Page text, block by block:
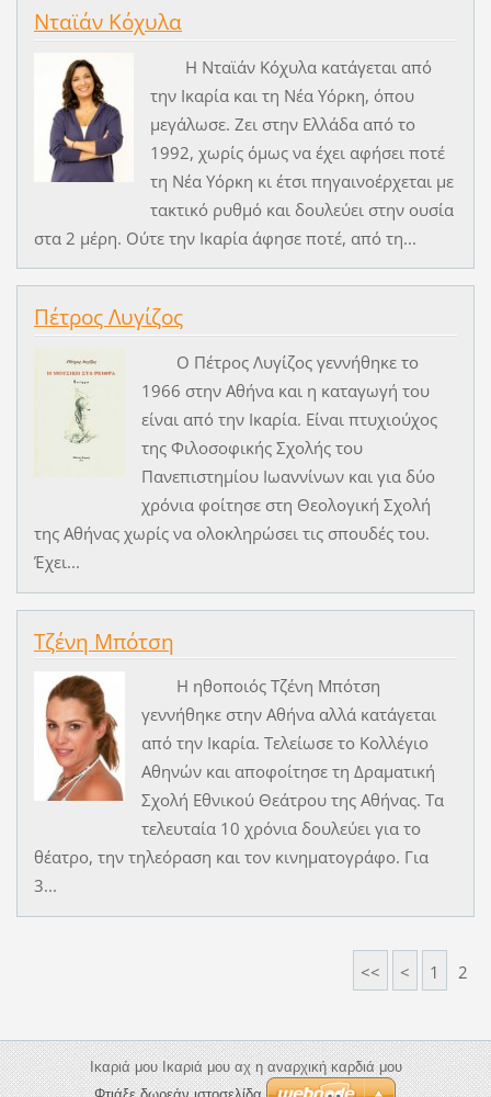
Νταϊάν Κόχυλα
Η Νταϊάν Κόχυλα κατάγεται από
την Ικαρία και τη Νέα Υόρκη, όπου
μεγάλωσε. Ζει στην Ελλάδα από το
1992, χωρίς όμως να έχει αφήσει ποτέ
τη Νέα Υόρκη κι έτσι πηγαινοέρχεται με
τακτικό ρυθμό και δουλεύει στην ουσία
στα 2 μέρη. Ούτε την Ικαρία άφησε ποτέ, από τη...
Πέτρος Λυγίζος
Ο Πέτρος Λυγίζος γεννήθηκε το
1966 στην Αθήνα και η καταγωγή του
είναι από την Ικαρία. Είναι πτυχιούχος
της Φιλοσοφικής Σχολής του
Πανεπιστημίου Ιωαννίνων και για δύο
χρόνια φοίτησε στη Θεολογική Σχολή
της Αθήνας χωρίς να ολοκληρώσει τις σπουδές του.
Έχει...
Τζένη Μπότση
Η ηθοποιός Τζένη Μπότση
γεννήθηκε στην Αθήνα αλλά κατάγεται
από την Ικαρία. Τελείωσε το Κολλέγιο
Αθηνών και αποφοίτησε τη Δραματική
Σχολή Εθνικού Θεάτρου της Αθήνας. Τα
τελευταία 10 χρόνια δουλεύει για το
θέατρο, την τηλεόραση και τον κινηματογράφο. Για
3...
<< < 1 2
Ικαριά μου Ικαριά μου αχ η αναρχική καρδιά μου